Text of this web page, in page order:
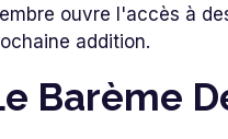
ouvre l'accès à
addition.
Barème